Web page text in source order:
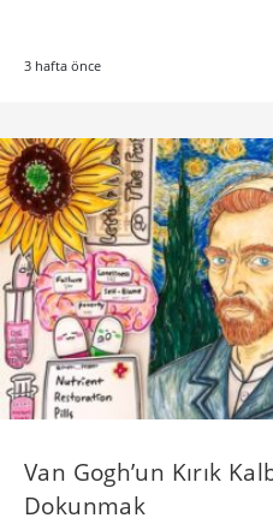
3 hafta önce
Van Gogh’un Kırık
Dokunmak